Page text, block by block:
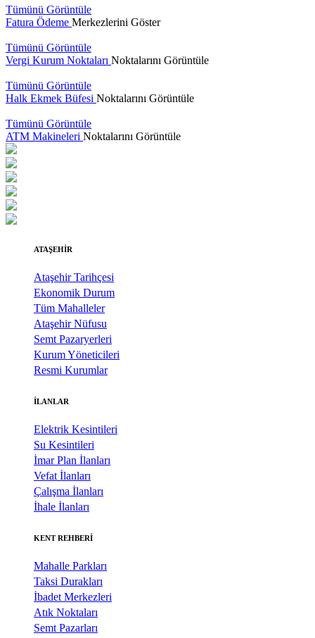
Tümünü Görüntüle
Fatura Ödeme Merkezlerini Göster
Tümünü Görüntüle
Vergi Kurum Noktaları Noktalarını Görüntüle
Tümünü Görüntüle
Halk Ekmek Büfesi Noktalarını Görüntüle
Tümünü Görüntüle
ATM Makineleri Noktalarını Görüntüle
ATAŞEHİR
Ataşehir Tarihçesi
Ekonomik Durum
Tüm Mahalleler
Ataşehir Nüfusu
Semt Pazaryerleri
Kurum Yöneticileri
Resmi Kurumlar
İLANLAR
Elektrik Kesintileri
Su Kesintileri
İmar Plan İlanları
Vefat İlanları
Çalışma İlanları
İhale İlanları
KENT REHBERİ
Mahalle Parkları
Taksi Durakları
İbadet Merkezleri
Atık Noktaları
Semt Pazarları